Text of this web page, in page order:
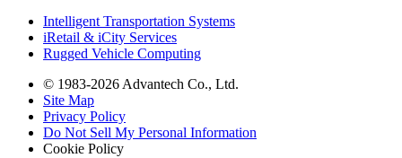
Intelligent Transportation Systems
iRetail & iCity Services
Rugged Vehicle Computing
© 1983-2026 Advantech Co., Ltd.
Site Map
Privacy Policy
Do Not Sell My Personal Information
Cookie Policy